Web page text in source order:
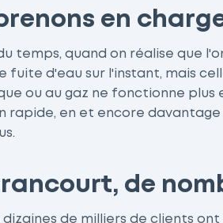
en
temps, quand on réalise que
fuite d'eau sur l'instant, mais
ou au gaz ne fonctionne
rapide, en et encore
de
dizaines de milliers de clients